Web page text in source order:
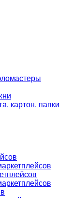
картон, папки